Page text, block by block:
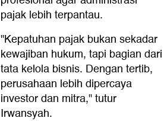
pajak lebih terpantau.
"Kepatuhan pajak bukan sekadar
kewajiban hukum, tapi bagian dari
tata kelola bisnis. Dengan tertib,
perusahaan lebih dipercaya
investor dan mitra," tutur
Irwansyah.